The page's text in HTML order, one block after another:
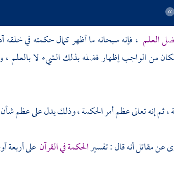
العلم ، فإنه سبحانه ما أظهر كمال حكمته في خلقه
من الواجب إظهار فضله بذلك الشيء لا بالعلم ،
، ثم إنه تعالى عظم أمر الحكمة ، وذلك يدل على عظم
عن مقاتل أنه قال : تفسيرالحكمة في القرآن على أربعة